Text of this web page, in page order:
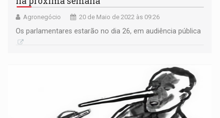
Agronegócio 20 de Maio de 2022 às 09:26
Os parlamentares estarão no dia 26, em audiência pública